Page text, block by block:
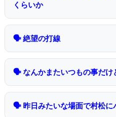
くらいか
🗣 絶望の打線
🗣 なんかまたいつもの事だ
🗣 昨日みたいな場面で村松に